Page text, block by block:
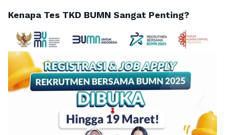
Kenapa Tes TKD BUMN Sangat Penting?